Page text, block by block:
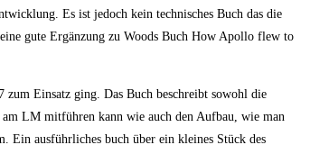
Es ist jedoch kein technisches Buch das die
gute Ergänzung zu Woods Buch How Apollo flew to
zum Einsatz ging. Das Buch beschreibt sowohl die
am LM mitführen kann wie auch den Aufbau, wie man
Ein ausführliches buch über ein kleines Stück des